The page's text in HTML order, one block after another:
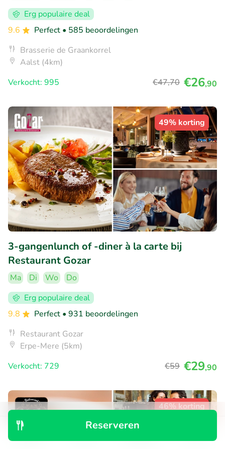
Reserveren
Erg populaire deal
9.6
Perfect • 585 beoordelingen
Brasserie de Graankorrel
Aalst (4km)
Verkocht: 995
€47,70 €26,90
49% korting
3-gangenlunch of -diner à la carte bij
Restaurant Gozar
Ma Di Wo
Do
Erg populaire deal
9.8
Perfect • 931 beoordelingen
Restaurant Gozar
Erpe-Mere (5km)
Verkocht: 729
€59 €29,90
46% korting